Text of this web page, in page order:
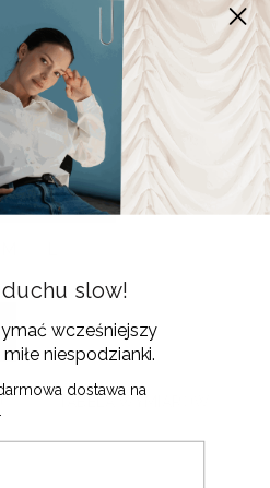
Paski • Tencel •
granat
duchu slow!
wcześniejszy
niespodzianki.
dostawa na